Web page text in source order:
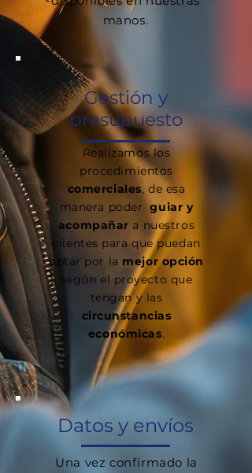
manos.
Gestión y
presupuesto
Realizamos los
procedimientos
comerciales, de esa
manera poderguiar y
acompañar a nuestros
clientes para que puedan
optar por la mejor opción
según el proyecto que
tengan y las
circunstancias
económicas.
Datos y envíos
Una vez confirmado la